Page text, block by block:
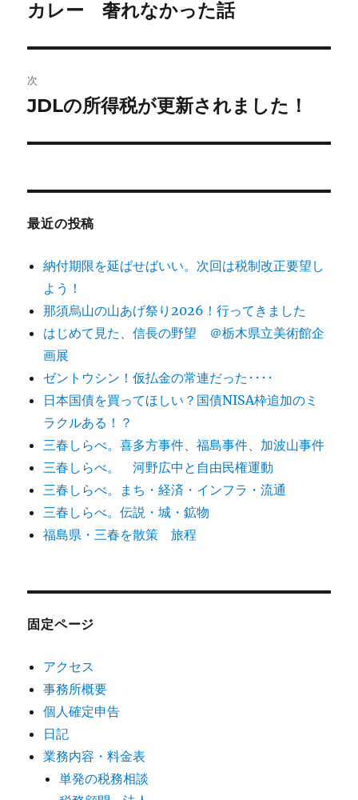
ビ
ゲ
ー
前
投
稿:
カレー 奢れなかった話
次
次
投
JDLの所得税が更新されました！
最近の投稿
納付期限を延ばせばいい。次回は税制改正要望し
よう！
那須烏山の山あげ祭り2026！行ってきました
はじめて見た、信長の野望 ＠栃木県立美術館企
画展
ゼントウシン！仮払金の常連だった････
日本国債を買ってほしい？国債NISA枠追加のミ
ラクルある！？
三春しらべ。喜多方事件、福島事件、加波山事件
三春しらべ。 河野広中と自由民権運動
三春しらべ。まち・経済・インフラ・流通
三春しらべ。伝説・城・鉱物
福島県・三春を散策 旅程
固定ページ
アクセス
事務所概要
個人確定申告
日記
業務内容・料金表
単発の税務相談